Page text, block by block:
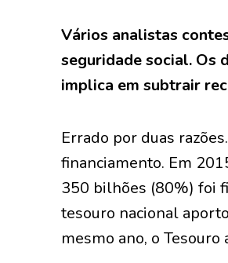
Vários analistas
seguridade social. Os
implica em subtrair
Errado por duas
financiamento. Em
350 bilhões (80%) foi
tesouro nacional
mesmo ano, o